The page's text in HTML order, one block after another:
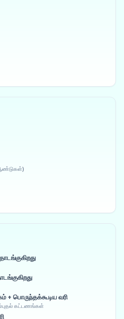
பொருந்தக்கூடிய வரி
கட்டணங்கள்